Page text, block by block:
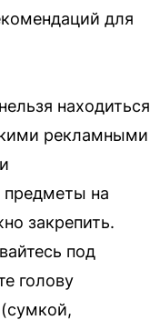
для
находиться
рекламными
предметы на
закрепить.
под
голову